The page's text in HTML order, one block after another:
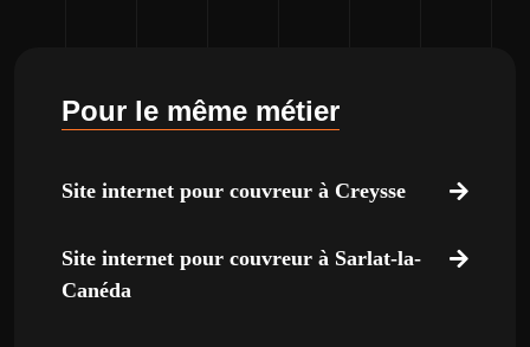
Pour le même métier
Site internet pour couvreur à Creysse
Site internet pour couvreur à Sarlat-la-
Canéda